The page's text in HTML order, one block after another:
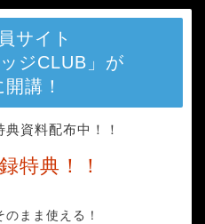
サイト
ジCLUB」が
講！
資料配布中！！
特典！！
まま使える！